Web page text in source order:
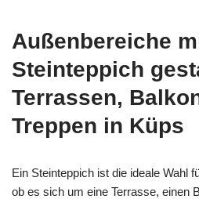
Außenbereiche
Steinteppich
Terrassen,
Treppen in Küps
Ein Steinteppich ist die ideale Wahl
ob es sich um eine Terrasse, einen